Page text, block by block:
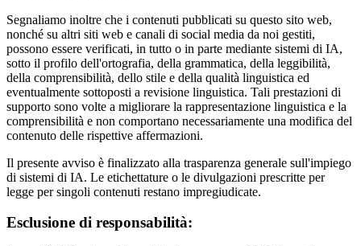
Segnaliamo inoltre che i contenuti pubblicati su questo sito web,
nonché su altri siti web e canali di social media da noi gestiti,
possono essere verificati, in tutto o in parte mediante sistemi di IA,
sotto il profilo dell'ortografia, della grammatica, della leggibilità,
della comprensibilità, dello stile e della qualità linguistica ed
eventualmente sottoposti a revisione linguistica. Tali prestazioni di
supporto sono volte a migliorare la rappresentazione linguistica e la
comprensibilità e non comportano necessariamente una modifica del
contenuto delle rispettive affermazioni.
Il presente avviso è finalizzato alla trasparenza generale sull'impiego
di sistemi di IA. Le etichettature o le divulgazioni prescritte per
legge per singoli contenuti restano impregiudicate.
Esclusione di responsabilità: